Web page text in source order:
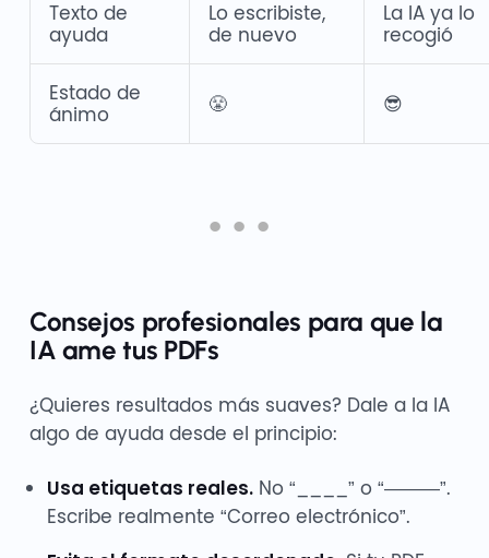
Texto de
ayuda
Lo escribiste,
de nuevo
La IA ya lo
recogió
Estado de
ánimo
😤 😎
Consejos profesionales para que la
IA ame tus PDFs
¿Quieres resultados más suaves? Dale a la IA
algo de ayuda desde el principio:
Usa etiquetas reales.No “____” o “———”.
Escribe realmente “Correo electrónico”.